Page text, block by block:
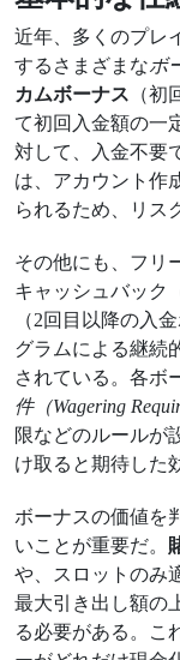
近年、多くのプレ
するさまざまなボ
カムボーナス （
て初回入金額の一
対して、入金不要
は、アカウント作
られるため、リス
その他にも、フリ
キャッシュバック
（2回目以降の入
グラムによる継続
されている。各ボ
件（Wagering
限などのルールが
け取ると期待した
ボーナスの価値を
いことが重要だ。
や、スロットのみ
最大引き出し額の
る必要がある。こ